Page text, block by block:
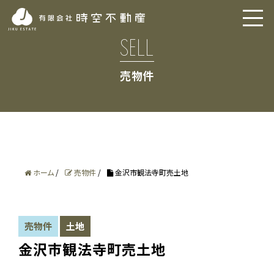
SELL
売物件
ホーム / 売物件 / 金沢市観法寺町売土地
売物件 土地
金沢市観法寺町売土地